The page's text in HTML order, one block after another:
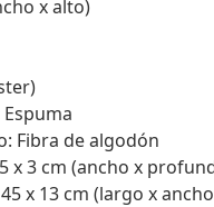
x alto)
Fibra de algodón
x 3 cm (ancho x
x 13 cm (largo x